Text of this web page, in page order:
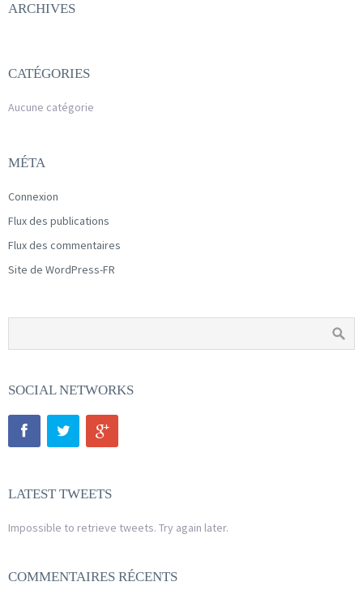
ARCHIVES
CATÉGORIES
Aucune catégorie
MÉTA
Connexion
Flux des publications
Flux des commentaires
Site de WordPress-FR
SOCIAL NETWORKS
LATEST TWEETS
Impossible to retrieve tweets. Try again later.
COMMENTAIRES RÉCENTS